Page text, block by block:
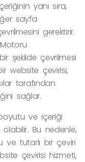
yanı sıra,
sayfa
gerektirir.
şekilde çevrilmesi
website çevirisi,
tarafından
sağlar.
ve içeriği
Bu nedenle,
ve tutarlı bir çeviri
çevirisi hizmeti,